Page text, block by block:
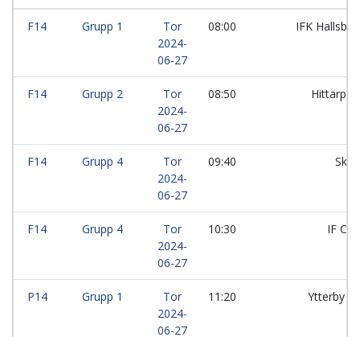
F14 Grupp 1
Tor
2024-
06-27
08:00 IFK
F14 Grupp 2
Tor
2024-
06-27
08:50 Hittarps
F14 Grupp 4
Tor
2024-
06-27
09:40
F14 Grupp 4
Tor
2024-
06-27
10:30 IF
P14 Grupp 1
Tor
2024-
06-27
11:20 Ytterby